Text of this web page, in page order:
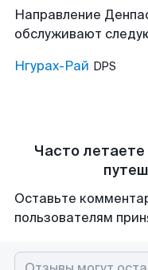
Направление
обслуживают
Нгурах-Рай DPS
Часто летаете
Оставьте
пользователям